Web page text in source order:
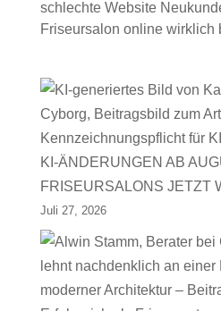
schlechte Website
Friseursalon online wirklich
KI-ÄNDERUNGEN AB
FRISEURSALONS JETZT
Juli 27, 2026